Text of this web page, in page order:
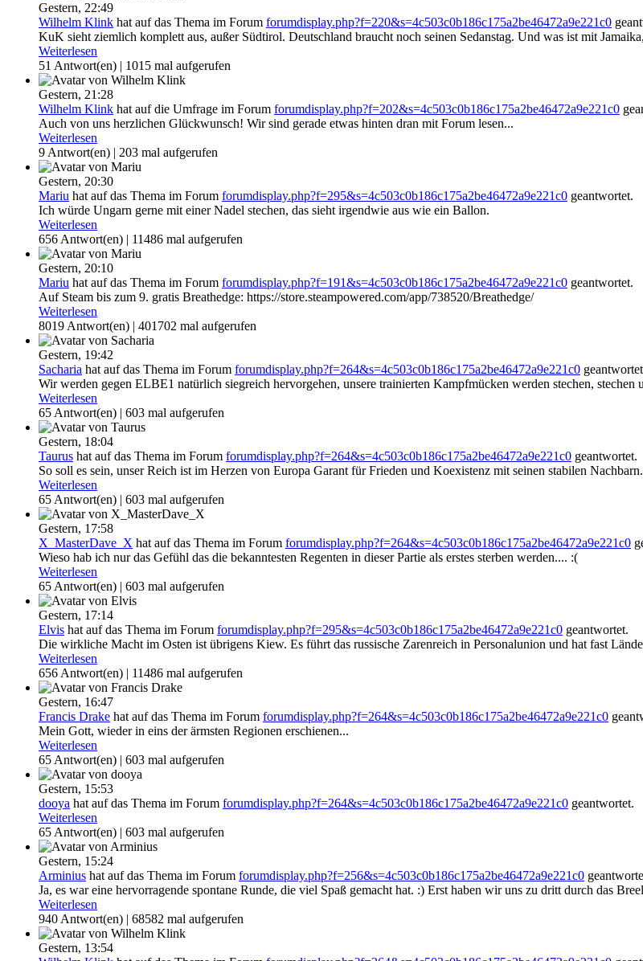
Gestern, 22:49
Wilhelm Klink hat auf das Thema im Forum forumdisplay.php?f=220&s=4c503c0b186c175a2be46472a9e221c0
KuK sieht ziemlich komplett aus, außer Südtirol. Deutschland braucht noch seinen Sedanstag. Und was ist mit
Weiterlesen
51 Antwort(en) | 1015 mal aufgerufen
Gestern, 21:28
Wilhelm Klink hat auf die Umfrage im Forum forumdisplay.php?f=202&s=4c503c0b186c175a2be46472a9e221c0
Auch von uns herzlichen Glückwunsch! Wir sind gerade etwas hinten dran mit Forum lesen...
Weiterlesen
9 Antwort(en) | 203 mal aufgerufen
Gestern, 20:30
Mariu hat auf das Thema im Forum forumdisplay.php?f=295&s=4c503c0b186c175a2be46472a9e221c0 geantwortet.
Ich würde Ungarn gerne mit einer Nadel stechen, das sieht irgendwie aus wie ein Ballon.
Weiterlesen
656 Antwort(en) | 11486 mal aufgerufen
Gestern, 20:10
Mariu hat auf das Thema im Forum forumdisplay.php?f=191&s=4c503c0b186c175a2be46472a9e221c0 geantwortet.
Auf Steam bis zum 9. gratis Breathedge: https://store.steampowered.com/app/738520/Breathedge/
Weiterlesen
8019 Antwort(en) | 401702 mal aufgerufen
Gestern, 19:42
Sacharia hat auf das Thema im Forum forumdisplay.php?f=264&s=4c503c0b186c175a2be46472a9e221c0
Wir werden gegen ELBE1 natürlich siegreich hervorgehen, unsere trainierten Kampfmücken werden stechen, stechen
Weiterlesen
65 Antwort(en) | 603 mal aufgerufen
Gestern, 18:04
Taurus hat auf das Thema im Forum forumdisplay.php?f=264&s=4c503c0b186c175a2be46472a9e221c0 geantwortet.
So soll es sein, unser Reich ist im Herzen von Europa Garant für Frieden und Koexistenz mit seinen stabilen
Weiterlesen
65 Antwort(en) | 603 mal aufgerufen
Gestern, 17:58
X_MasterDave_X hat auf das Thema im Forum forumdisplay.php?f=264&s=4c503c0b186c175a2be46472a9e221c0
Wieso hab ich nur das Gefühl das die bekanntesten Regenten in dieser Partie als erstes sterben werden.... :(
Weiterlesen
65 Antwort(en) | 603 mal aufgerufen
Gestern, 17:14
Elvis hat auf das Thema im Forum forumdisplay.php?f=295&s=4c503c0b186c175a2be46472a9e221c0 geantwortet.
Die wirkliche Macht im Osten ist übrigens Kiew. Es führt das russische Zarenreich in Personalunion und hat fast
Weiterlesen
656 Antwort(en) | 11486 mal aufgerufen
Gestern, 16:47
Francis Drake hat auf das Thema im Forum forumdisplay.php?f=264&s=4c503c0b186c175a2be46472a9e221c0
Mein Gott, wieder in eins der ärmsten Regionen erschienen...
Weiterlesen
65 Antwort(en) | 603 mal aufgerufen
Gestern, 15:53
dooya hat auf das Thema im Forum forumdisplay.php?f=264&s=4c503c0b186c175a2be46472a9e221c0 geantwortet.
Weiterlesen
65 Antwort(en) | 603 mal aufgerufen
Gestern, 15:24
Arminius hat auf das Thema im Forum forumdisplay.php?f=256&s=4c503c0b186c175a2be46472a9e221c0
Ja, es war eine hervorragende spontane Runde, die viel Spaß gemacht hat. :) Erst haben wir uns zu dritt durch das
Weiterlesen
940 Antwort(en) | 68582 mal aufgerufen
Gestern, 13:54